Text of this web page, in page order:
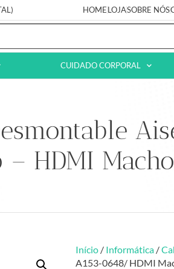
HOMELOJASOBRE NÓS
CUIDADO CORPORAL
– HDMI
Início / Informática /
A153-0648/ HDMI